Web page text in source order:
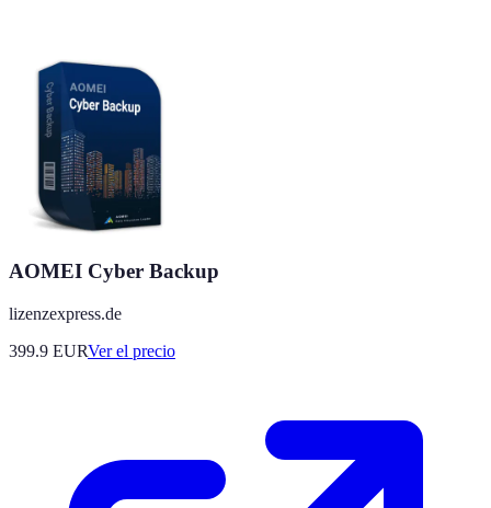
AOMEI Cyber Backup
lizenzexpress.de
399.9 EURVer el precio